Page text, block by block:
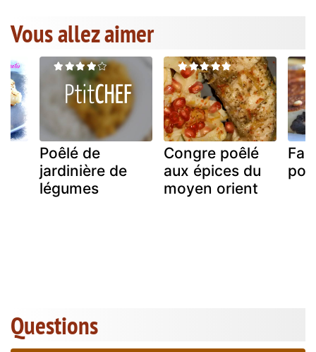
Vous allez aimer
Poêlé de
jardinière de
légumes
Congre poêlé
aux épices du
moyen orient
Far
Questions